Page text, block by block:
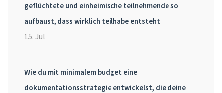
geflüchtete und einheimische teilnehmende so
aufbaust, dass wirklich teilhabe entsteht
15. Jul
Wie du mit minimalem budget eine
dokumentationsstrategie entwickelst, die deine